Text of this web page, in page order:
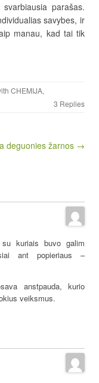
parašas.
savybes, ir
manau, kad tai tik
CHEMIJA,
3 Replies
deguonies žarnos →
kuriais buvo galim
ant popieriaus –
anstpauda, kurio
veiksmus.